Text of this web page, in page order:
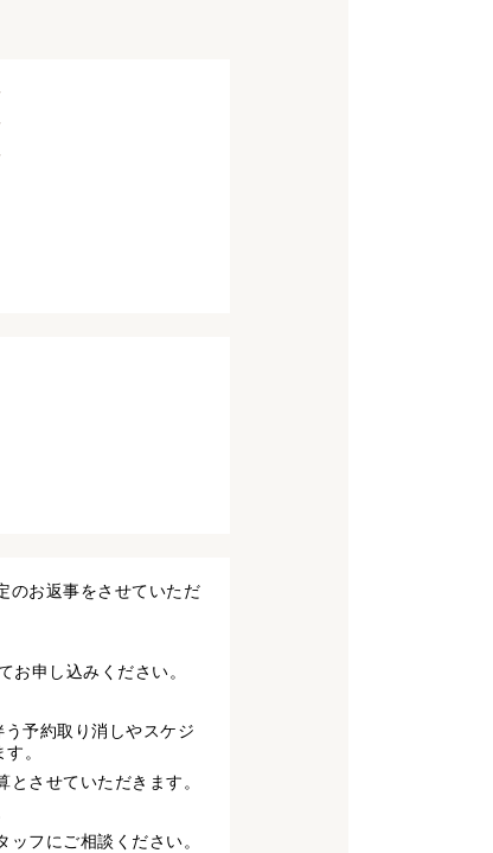
のお返事をさせていただ
申し込みください。
予約取り消しやスケジ
。
させていただきます。
フにご相談ください。